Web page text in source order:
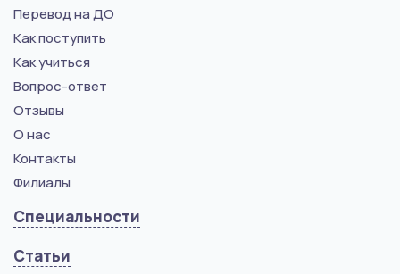
Перевод на ДО
Как поступить
Как учиться
Вопрос-ответ
Отзывы
О нас
Контакты
Филиалы
Специальности
Статьи